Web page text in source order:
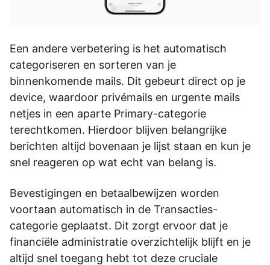
Een andere verbetering is het automatisch
categoriseren en sorteren van je
binnenkomende mails. Dit gebeurt direct op je
device, waardoor privémails en urgente mails
netjes in een aparte Primary-categorie
terechtkomen. Hierdoor blijven belangrijke
berichten altijd bovenaan je lijst staan en kun je
snel reageren op wat echt van belang is.
Bevestigingen en betaalbewijzen worden
voortaan automatisch in de Transacties-
categorie geplaatst. Dit zorgt ervoor dat je
financiële administratie overzichtelijk blijft en je
altijd snel toegang hebt tot deze cruciale